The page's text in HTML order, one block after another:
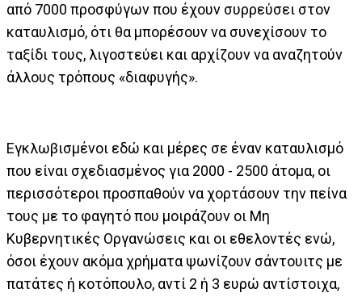
από 7000 προσφύγων που έχουν συρρεύσει στον
καταυλισμό, ότι θα μπορέσουν να συνεχίσουν το
ταξίδι τους, λιγοστεύει και αρχίζουν να αναζητούν
άλλους τρόπους «διαφυγής».
Εγκλωβισμένοι εδώ και μέρες σε έναν καταυλισμό
που είναι σχεδιασμένος για 2000 - 2500 άτομα, οι
περισσότεροι προσπαθούν να χορτάσουν την πείνα
τους με το φαγητό που μοιράζουν οι Μη
Κυβερνητικές Οργανώσεις και οι εθελοντές ενώ,
όσοι έχουν ακόμα χρήματα ψωνίζουν σάντουιτς με
πατάτες ή κοτόπουλο, αντί 2 ή 3 ευρώ αντίστοιχα,